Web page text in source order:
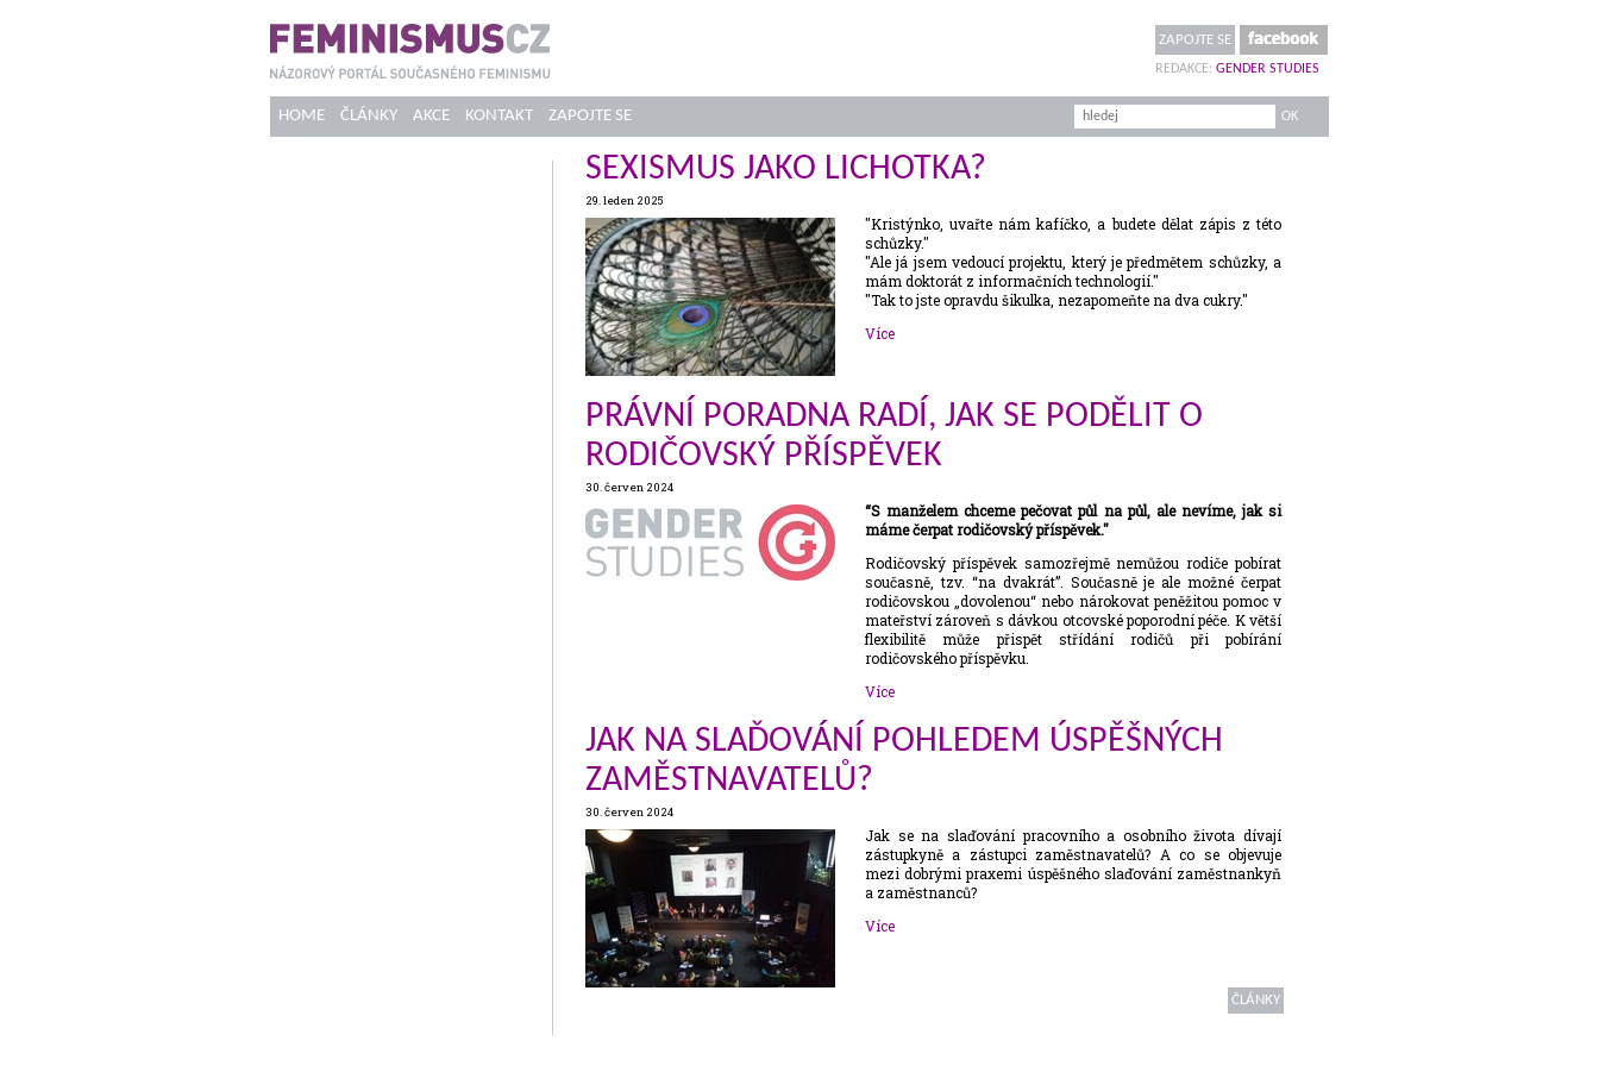
ZAPOJTE SE
REDAKCE: GENDER STUDIES
HOME ČLÁNKY AKCE KONTAKT ZAPOJTE SE
SEXISMUS JAKO LICHOTKA?
29. leden 2025
"Kristýnko, uvařte nám kafíčko, a budete dělat zápis z této
schůzky."
"Ale já jsem vedoucí projektu, který je předmětem schůzky, a
mám doktorát z informačních technologií."
"Tak to jste opravdu šikulka, nezapomeňte na dva cukry."
Více
PRÁVNÍ PORADNA RADÍ, JAK SE PODĚLIT O
RODIČOVSKÝ PŘÍSPĚVEK
30. červen 2024
“S manželem chceme pečovat půl na půl, ale nevíme, jak si
máme čerpat rodičovský příspěvek."
Rodičovský příspěvek samozřejmě nemůžou rodiče pobírat
současně, tzv. “na dvakrát”. Současně je ale možné čerpat
rodičovskou „dovolenou“ nebo nárokovat peněžitou pomoc v
mateřství zároveň s dávkou otcovské poporodní péče. K větší
flexibilitě může přispět střídání rodičů při pobírání
rodičovského příspěvku.
Více
JAK NA SLAĎOVÁNÍ POHLEDEM ÚSPĚŠNÝCH
ZAMĚSTNAVATELŮ?
30. červen 2024
Jak se na slaďování pracovního a osobního života dívají
zástupkyně a zástupci zaměstnavatelů? A co se objevuje
mezi dobrými praxemi úspěšného slaďování zaměstnankyň
a zaměstnanců?
Více
ČLÁNKY